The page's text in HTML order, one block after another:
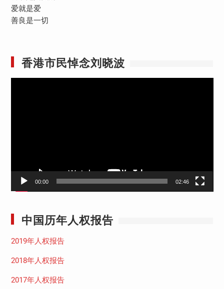
爱就是爱
善良是一切
香港市民悼念刘晓波
00:00 02:46
中国历年人权报告
2019年人权报告
2018年人权报告
2017年人权报告